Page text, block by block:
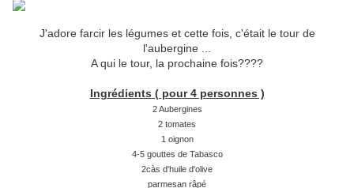
J'adore farcir les légumes et cette fois, c'était le tour de
l'aubergine ...
A qui le tour, la prochaine fois????
Ingrédients ( pour 4 personnes )
2 Aubergines
2 tomates
1 oignon
4-5 gouttes de Tabasco
2càs d'huile d'olive
parmesan râpé